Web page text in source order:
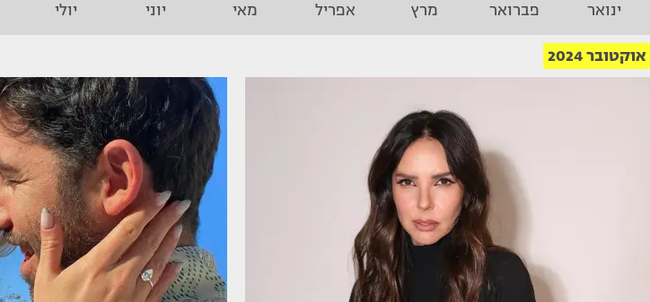
ינואר פברואר מרץ אפריל מאי יוני יולי
אוקטובר 2024